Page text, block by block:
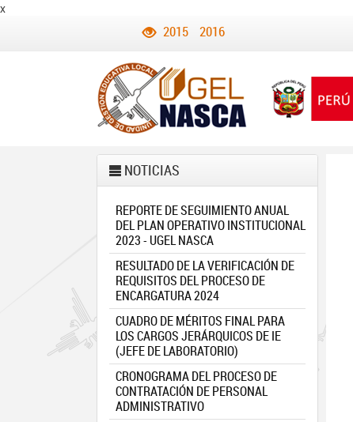
x
2015 2016
NOTICIAS
REPORTE DE SEGUIMIENTO ANUAL
DEL PLAN OPERATIVO INSTITUCIONAL
2023 - UGEL NASCA
RESULTADO DE LA VERIFICACIÓN DE
REQUISITOS DEL PROCESO DE
ENCARGATURA 2024
CUADRO DE MÉRITOS FINAL PARA
LOS CARGOS JERÁRQUICOS DE IE
(JEFE DE LABORATORIO)
CRONOGRAMA DEL PROCESO DE
CONTRATACIÓN DE PERSONAL
ADMINISTRATIVO